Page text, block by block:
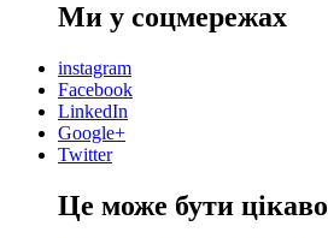
Ми у соцмережах
instagram
Facebook
LinkedIn
Google+
Twitter
Це може бути цікаво